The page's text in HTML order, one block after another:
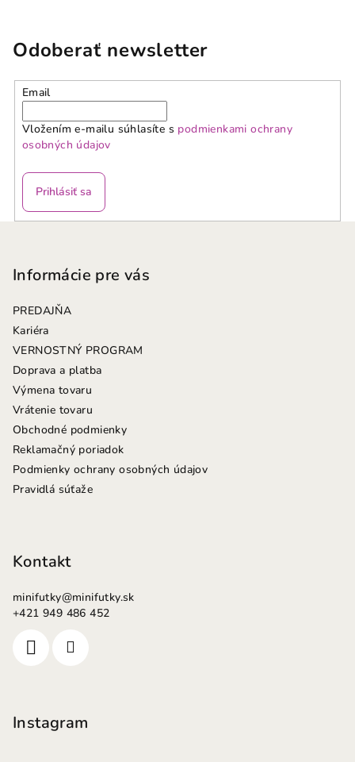
Odoberať newsletter
Email
Vložením e-mailu súhlasíte s podmienkami ochrany
osobných údajov
Prihlásiť sa
Informácie pre vás
PREDAJŇA
Kariéra
VERNOSTNÝ PROGRAM
Doprava a platba
Výmena tovaru
Vrátenie tovaru
Obchodné podmienky
Reklamačný poriadok
Podmienky ochrany osobných údajov
Pravidlá súťaže
Kontakt
minifutky@minifutky.sk
+421 949 486 452
Instagram